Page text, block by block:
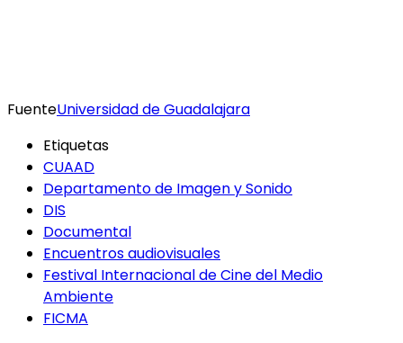
FuenteUniversidad de Guadalajara
Etiquetas
CUAAD
Departamento de Imagen y Sonido
DIS
Documental
Encuentros audiovisuales
Festival Internacional de Cine del Medio
Ambiente
FICMA